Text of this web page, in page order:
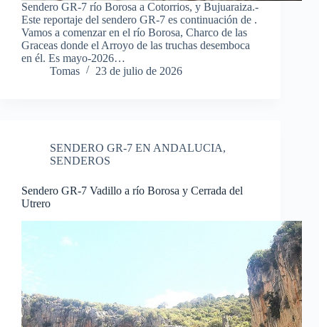
Sendero GR-7 río Borosa a Cotorrios, y Bujuaraiza.-
Este reportaje del sendero GR-7 es continuación de .
Vamos a comenzar en el río Borosa, Charco de las
Graceas donde el Arroyo de las truchas desemboca
en él. Es mayo-2026…
Tomas
23 de julio de 2026
SENDERO GR-7 EN ANDALUCIA,
SENDEROS
Sendero GR-7 Vadillo a río Borosa y Cerrada del
Utrero